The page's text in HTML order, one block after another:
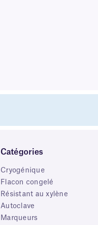
Catégories
Cryogénique
Flacon congelé
Résistant au xylène
Autoclave
Marqueurs